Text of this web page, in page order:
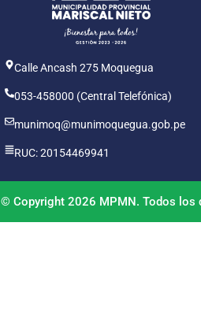
Calle Ancash 275 Moquegua
053-458000 (Central Telefónica)
munimoq@munimoquegua.gob.pe
RUC: 20154469941
© Copyright 2026 MPMN. Todos los